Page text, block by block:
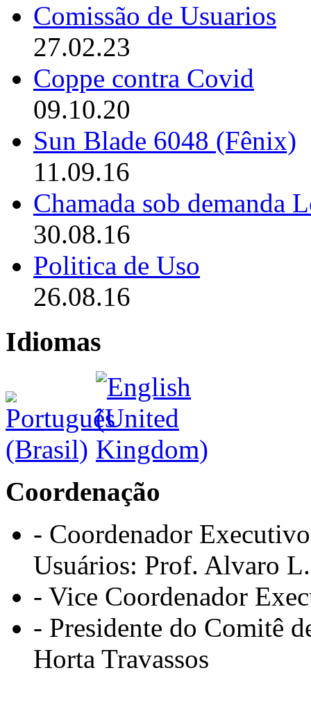
Comissão de Usuarios
27.02.23
Coppe contra Covid
09.10.20
Sun Blade 6048 (Fênix)
11.09.16
Chamada sob demanda
30.08.16
Politica de Uso
26.08.16
Idiomas
Coordenação
- Coordenador
Usuários: Prof. Alvaro
- Vice Coordenador
- Presidente do Comitê
Horta Travassos